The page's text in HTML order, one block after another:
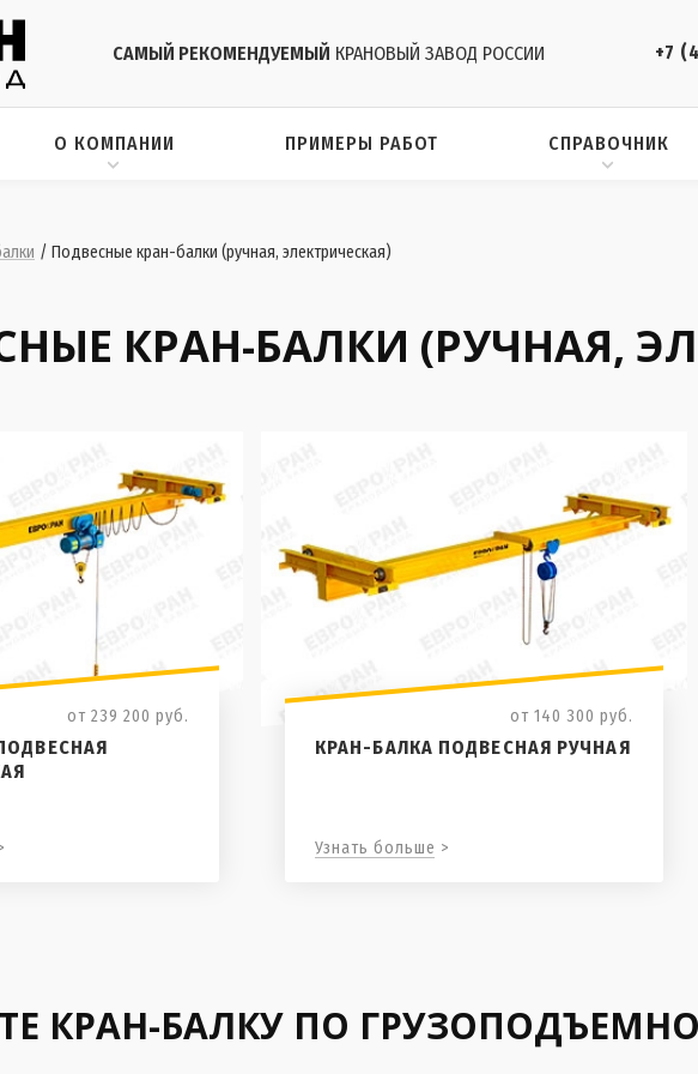
САМЫЙ РЕКОМЕНДУЕМЫЙ КРАНОВЫЙ ЗАВОД РОССИИ +7
О КОМПАНИИ ПРИМЕРЫ РАБОТ СПРАВОЧНИК
/ Подвесные кран-балки (ручная, электрическая)
КРАН-БАЛКИ (РУЧНАЯ,
от 239 200 руб. от 140 300 руб.
КРАН-БАЛКА ПОДВЕСНАЯ РУЧНАЯ
Узнать больше >
КРАН-БАЛКУ ПО